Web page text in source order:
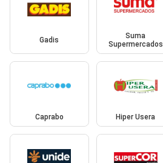
Gadis
Suma
Supermercados
Caprabo Hiper Usera